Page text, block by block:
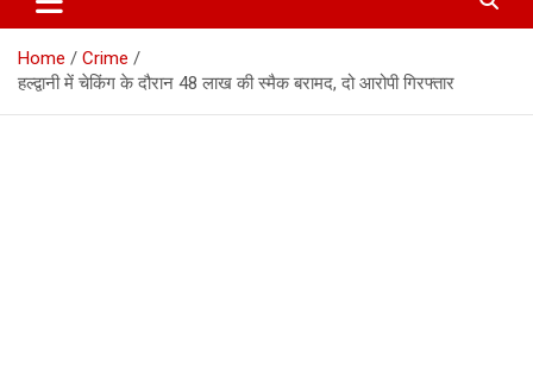
Home
Crime
हल्द्वानी में चेकिंग के दौरान 48 लाख की स्मैक बरामद, दो आरोपी गिरफ्तार